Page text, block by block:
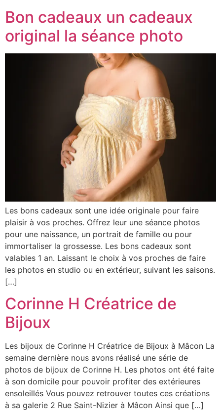
Bon cadeaux un cadeaux
original la séance photo
Les bons cadeaux sont une idée originale pour faire
plaisir à vos proches. Offrez leur une séance photos
pour une naissance, un portrait de famille ou pour
immortaliser la grossesse. Les bons cadeaux sont
valables 1 an. Laissant le choix à vos proches de faire
les photos en studio ou en extérieur, suivant les saisons.
[…]
Corinne H Créatrice de
Bijoux
Les bijoux de Corinne H Créatrice de Bijoux à Mâcon La
semaine dernière nous avons réalisé une série de
photos de bijoux de Corinne H. Les photos ont été faite
à son domicile pour pouvoir profiter des extérieures
ensoleillés Vous pouvez retrouver toutes ces créations
à sa galerie 2 Rue Saint-Nizier à Mâcon Ainsi que […]